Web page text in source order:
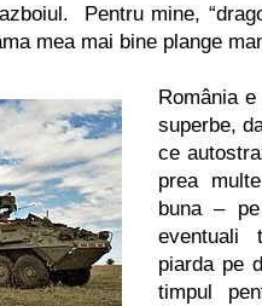
Pentru mine,
mea mai bine plange
România
superbe,
ce
prea
buna –
piarda pe
timpul